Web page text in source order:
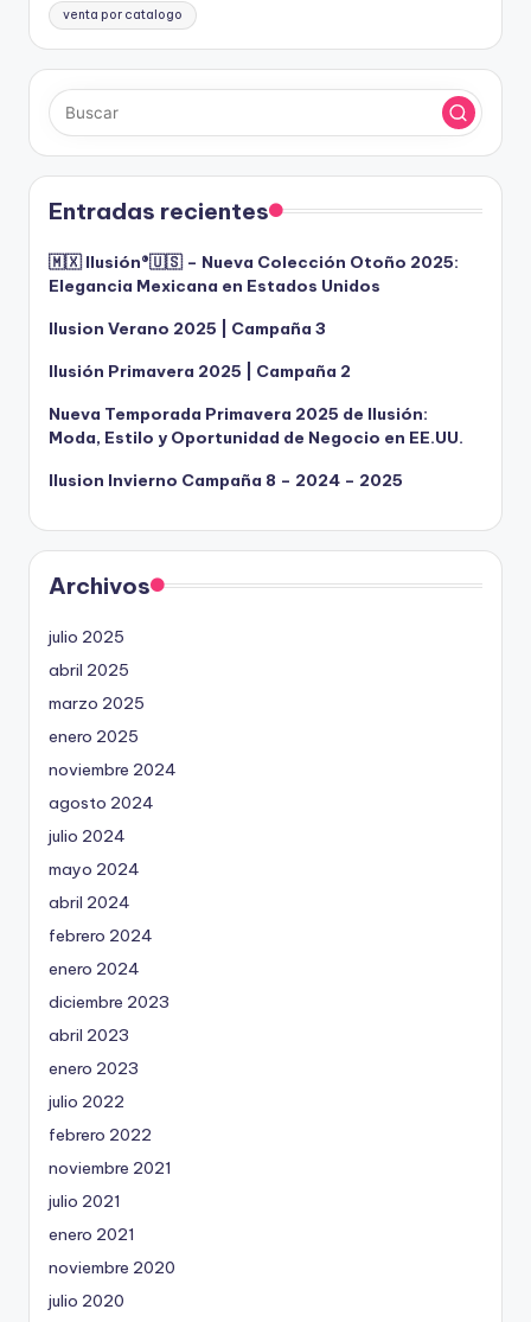
venta por catalogo
Entradas recientes
🇲🇽 Ilusión®️🇺🇸 – Nueva Colección Otoño 2025:
Elegancia Mexicana en Estados Unidos
Ilusion Verano 2025 | Campaña 3
Ilusión Primavera 2025 | Campaña 2
Nueva Temporada Primavera 2025 de Ilusión:
Moda, Estilo y Oportunidad de Negocio en EE.UU.
Ilusion Invierno Campaña 8 – 2024 – 2025
Archivos
julio 2025
abril 2025
marzo 2025
enero 2025
noviembre 2024
agosto 2024
julio 2024
mayo 2024
abril 2024
febrero 2024
enero 2024
diciembre 2023
abril 2023
enero 2023
julio 2022
febrero 2022
noviembre 2021
julio 2021
enero 2021
noviembre 2020
julio 2020